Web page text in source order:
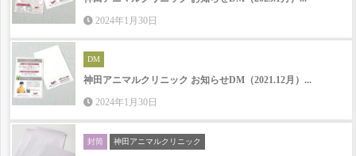
2024年1月30日
DM
神田アニマルクリニック お知らせDM（2021.12月）...
2024年1月30日
封筒 神田アニマルクリニック